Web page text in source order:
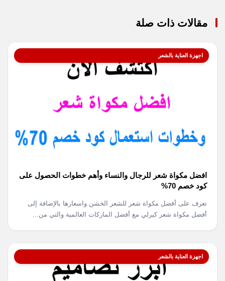
مقالات ذات صلة
اجهزة العناية بالشعر
افضل مكواة شعر للرجال والنساء وأهم خطوات الحصول على
كود خصم 70%
تعرف على أفضل مكواة شعر للشعر الخشن واسعارها بالإضافة إلى
أفضل مكواة شعر كيرلي مع أفضل الماركات العالمية والتي من...
اجهزة العناية بالشعر